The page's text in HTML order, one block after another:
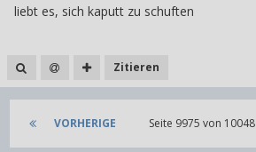
liebt es, sich kaputt zu schuften
Zitieren
VORHERIGE Seite 9975 von 10048